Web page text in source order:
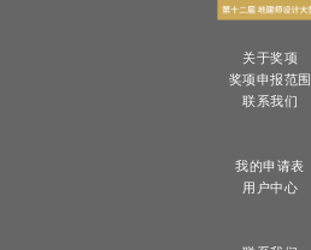
关于奖项
奖项申报范围
联系我们
我的申请表
用户中心